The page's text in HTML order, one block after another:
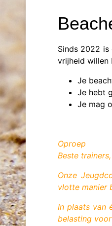
Sinds 2022
vrijheid willen
Je
Je hebt
Je mag
Oproep
Beste
Onze
vlotte manier
In plaats van
belasting